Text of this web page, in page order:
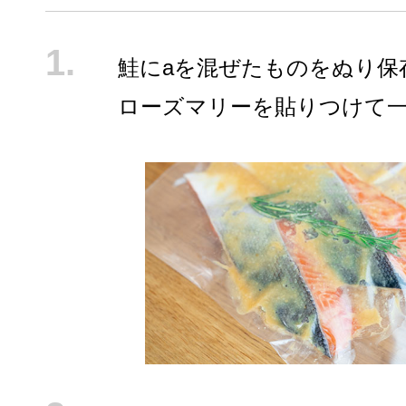
鮭にaを混ぜたものをぬり保
ローズマリーを貼りつけて